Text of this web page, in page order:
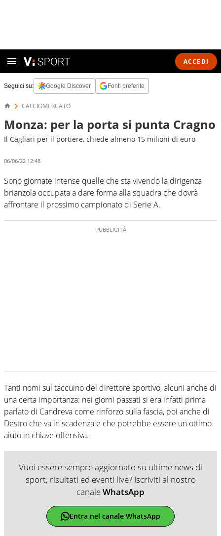
ACCEDI
Seguici su: Google Discover Fonti preferite
CALCIOMERCATO
Monza: per la porta si punta Cragno
Il Cagliari per il portiere, chiede almeno 15 milioni di euro
06/06/22 12:48
Sono giornate intense quelle che sta vivendo la dirigenza
brianzola occupata a dare forma alla squadra che dovrà
affrontare il prossimo campionato di Serie A.
Tanti nomi sul taccuino del direttore sportivo, alcuni anche di
una certa importanza: nei giorni passati si era infatti prima
parlato di Candreva come rinforzo sulla fascia, poi anche di
Destro che va in scadenza e che potrebbe essere un ottimo
aiuto in chiave offensiva.
Vuoi essere sempre aggiornato su ultime news di
sport, risultati ed eventi live? Iscriviti al nostro
canaleWhatsApp
Entra nel canale WhatsApp